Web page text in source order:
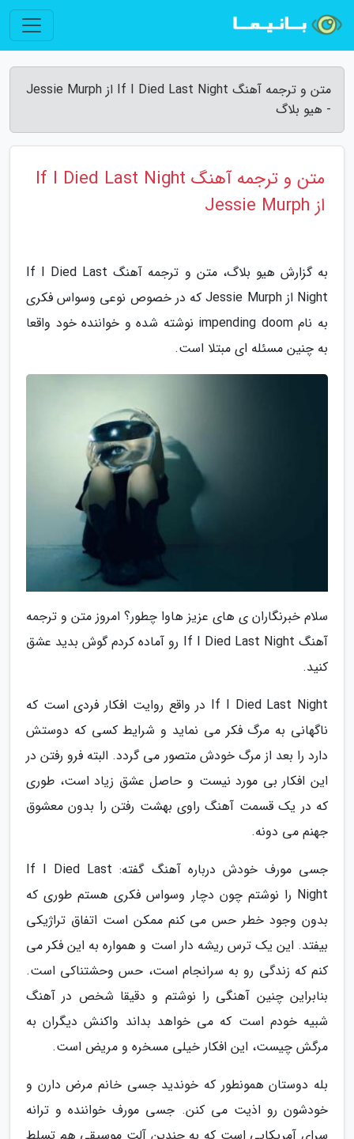
متن و ترجمه آهنگ If I Died Last Night از Jessie Murph
- هیو بلاگ
متن و ترجمه آهنگ If I Died Last Night
از Jessie Murph
به گزارش هیو بلاگ، متن و ترجمه آهنگ If I Died Last
Night از Jessie Murph که در خصوص نوعی وسواس فکری
به نام impending doom نوشته شده و خواننده خود واقعا
به چنین مسئله ای مبتلا است.
سلام خبرنگاران ی های عزیز هاوا چطور؟ امروز متن و ترجمه
آهنگ If I Died Last Night رو آماده کردم گوش بدید عشق
کنید.
If I Died Last Night در واقع روایت افکار فردی است که
ناگهانی به مرگ فکر می نماید و شرایط کسی که دوستش
دارد را بعد از مرگ خودش متصور می گردد. البته فرو رفتن در
این افکار بی مورد نیست و حاصل عشق زیاد است، طوری
که در یک قسمت آهنگ راوی بهشت رفتن را بدون معشوق
جهنم می دونه.
جسی مورف خودش درباره آهنگ گفته: If I Died Last
Night را نوشتم چون دچار وسواس فکری هستم طوری که
بدون وجود خطر حس می کنم ممکن است اتفاق تراژیکی
بیفتد. این یک ترس ریشه دار است و همواره به این فکر می
کنم که زندگی رو به سرانجام است، حس وحشتناکی است.
بنابراین چنین آهنگی را نوشتم و دقیقا شخص در آهنگ
شبیه خودم است که می خواهد بداند واکنش دیگران به
مرگش چیست، این افکار خیلی مسخره و مریض است.
بله دوستان همونطور که خوندید جسی خانم مرض دارن و
خودشون رو اذیت می کنن. جسی مورف خواننده و ترانه